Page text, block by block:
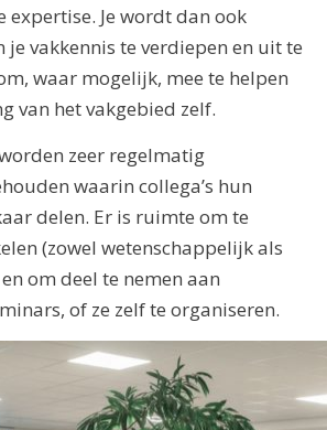
expertise. Je wordt dan ook
vakkennis te verdiepen en uit te
waar mogelijk, mee te helpen
van het vakgebied zelf.
zeer regelmatig
waarin collega’s hun
delen. Er is ruimte om te
(zowel wetenschappelijk als
om deel te nemen aan
of ze zelf te organiseren.